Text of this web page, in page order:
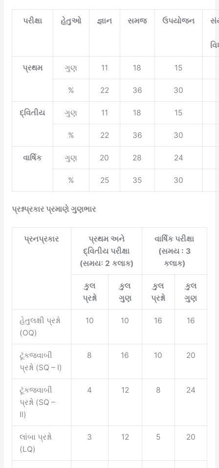
પરીક્ષા હેતુઓ જ્ઞાન સમજ ઉપયોજન
પ્રથમ ગુણ 11 18 15
% 22 36 30
દ્વિતીય ગુણ 11 18 15
% 22 36 30
વાર્ષિક ગુણ 20 28 24
% 25 35 30
પ્રશ્નપ્રકાર પ્રમાણે ગુણભાર
પ્રનપ્રકાર
પ્રથમ અને
દ્વિતીય પરીક્ષા
(સમયઃ 2 કલાક)
વાર્ષિક પરીક્ષા
(સમય : 3
કલાક)
કુલ
પ્રશ્નો
કુલ
ગુણ
કુલ
પ્રશ્નો
કુલ
ગુણ
હેતુલક્ષી પ્રશ્નો
(OQ)
10 10 16 16
ટૂંકજવાબી
પ્રશ્નો (SQ – I)
8 16 10 20
ટૂંકજવાબી
પ્રશ્નો (SQ –
II)
4 12 8 24
લાંબા પ્રશ્નો
(LQ)
3 12 5 20